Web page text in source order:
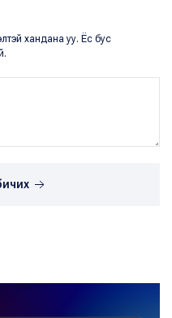
хандана уу. Ёс бус